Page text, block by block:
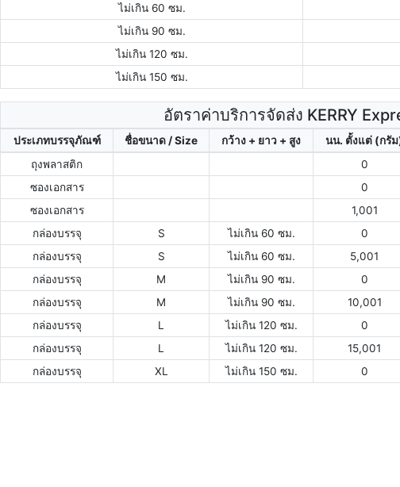
ไม่เกิน 60 ซม.
ไม่เกิน 90 ซม.
ไม่เกิน 120 ซม.
ไม่เกิน 150 ซม.
อัตราค่าบริการจัดส่ง KERRY
ประเภทบรรจุภัณฑ์ ชื่อขนาด / Size กว้าง + ยาว + สูง นน. ตั้งแต่ (กรั
ถุงพลาสติก
0
ซองเอกสาร
0
ซองเอกสาร
1,001
กล่องบรรจุ
S ไม่เกิน 60 ซม. 0
กล่องบรรจุ
S ไม่เกิน 60 ซม. 5,001
กล่องบรรจุ
M ไม่เกิน 90 ซม. 0
กล่องบรรจุ
M ไม่เกิน 90 ซม. 10,001
กล่องบรรจุ
L ไม่เกิน 120 ซม. 0
กล่องบรรจุ
L ไม่เกิน 120 ซม. 15,001
กล่องบรรจุ
XL ไม่เกิน 150 ซม. 0